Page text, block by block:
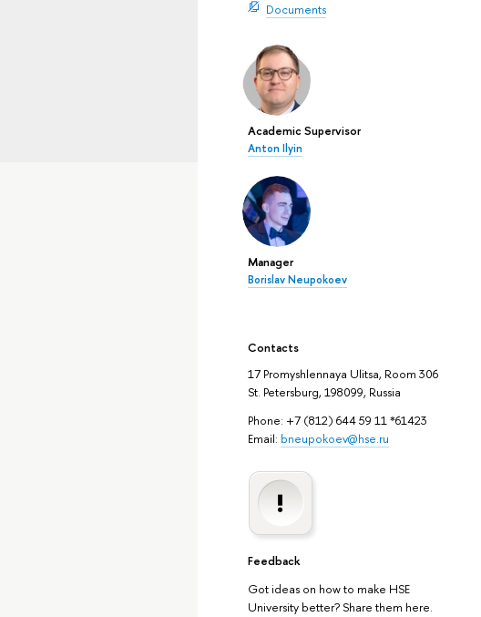
Documents
Academic Supervisor
Anton Ilyin
Manager
Borislav Neupokoev
Contacts
17 Promyshlennaya Ulitsa, Room 306
St. Petersburg, 198099, Russia
Phone: +7 (812) 644 59 11 *61423
Email: bneupokoev@hse.ru
Feedback
Got ideas on how to make HSE
University better? Share them here.